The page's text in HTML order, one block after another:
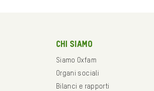
Chi siamo
Siamo Oxfam
Organi sociali
Bilanci e rapporti